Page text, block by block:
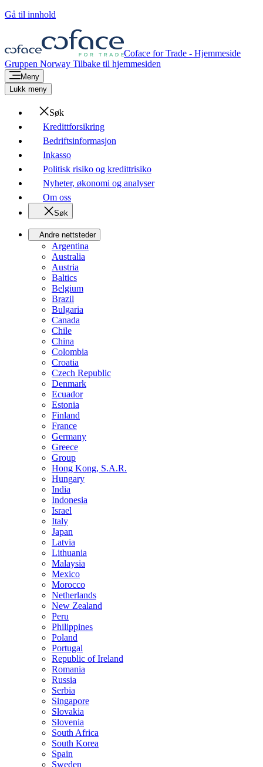
Gå til innhold
Coface for Trade - Hjemmeside
Gruppen Norway Tilbake til hjemmesiden
Meny
Lukk meny
Søk
Kredittforsikring
Bedriftsinformasjon
Inkasso
Politisk risiko og kredittrisiko
Nyheter, økonomi og analyser
Om oss
Søk
Andre nettsteder
Argentina
Australia
Austria
Baltics
Belgium
Brazil
Bulgaria
Canada
Chile
China
Colombia
Croatia
Czech Republic
Denmark
Ecuador
Estonia
Finland
France
Germany
Greece
Group
Hong Kong, S.A.R.
Hungary
India
Indonesia
Israel
Italy
Japan
Latvia
Lithuania
Malaysia
Mexico
Morocco
Netherlands
New Zealand
Peru
Philippines
Poland
Portugal
Republic of Ireland
Romania
Russia
Serbia
Singapore
Slovakia
Slovenia
South Africa
South Korea
Spain
Sweden